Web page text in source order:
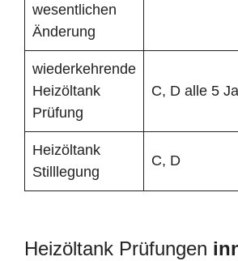
wesentlichen
Änderung
wiederkehrende
Heizöltank
Prüfung
C, D alle 5
Heizöltank
Stilllegung
C, D
Heizöltank Prüfungen